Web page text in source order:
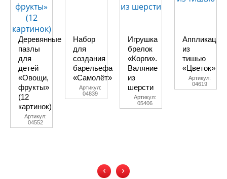
Деревянные
пазлы
для
детей
«Овощи,
фрукты»
(12
картинок)
Артикул:
04552
Набор
для
создания
барельефа
«Самолёт»
Артикул:
04839
Игрушка
брелок
«Корги».
Валяние
из
шерсти
Артикул:
05406
Аппликация
из
тишью
«Цветок»
Артикул:
04619
‹ ›